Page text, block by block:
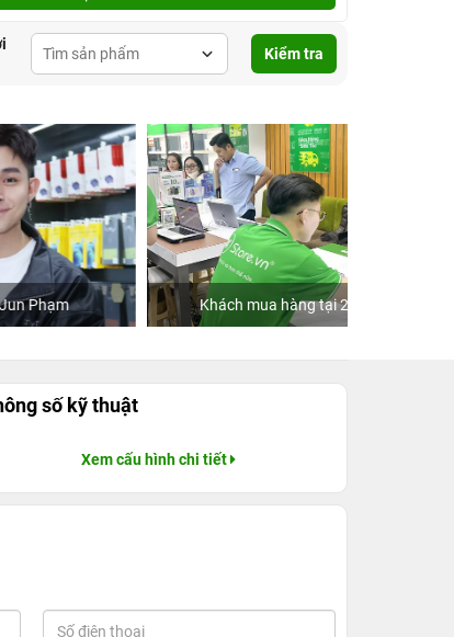
Kiểm tra
Khách mua hàng tại 24hStore
số kỹ thuật
Xem cấu hình chi tiết